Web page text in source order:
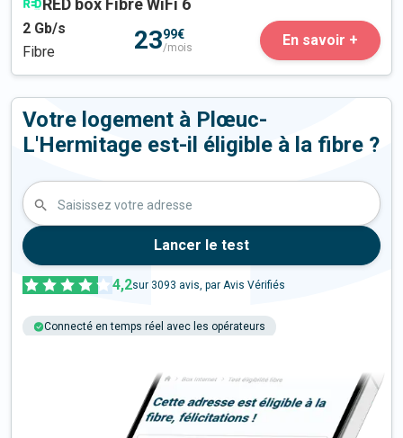
RED box Fibre WiFi 6
2 Gb/s
Fibre
2399€
/mois En savoir +
Votre logement à Plœuc-
L'Hermitage est-il éligible à la fibre ?
Saisissez votre adresse
Lancer le test
4,2sur 3093 avis, par Avis Vérifiés
Connecté en temps réel avec les opérateurs